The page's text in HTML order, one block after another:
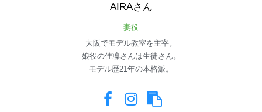
AIRAさん
妻役
大阪でモデル教室を主宰。
娘役の佳凜さんは生徒さん。
モデル歴21年の本格派。